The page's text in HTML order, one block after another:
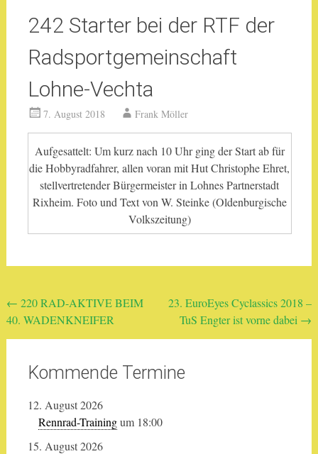
242 Starter bei der RTF der
Radsportgemeinschaft
Lohne-Vechta
7. August 2018 Frank Möller
Aufgesattelt: Um kurz nach 10 Uhr ging der Start ab für
die Hobbyradfahrer, allen voran mit Hut Christophe Ehret,
stellvertretender Bürgermeister in Lohnes Partnerstadt
Rixheim. Foto und Text von W. Steinke (Oldenburgische
Volkszeitung)
Beitragsnavigation
← 220 RAD-AKTIVE BEIM
40. WADENKNEIFER
23. EuroEyes Cyclassics 2018 –
TuS Engter ist vorne dabei →
Kommende Termine
12. August 2026
Rennrad-Trainingum 18:00
15. August 2026